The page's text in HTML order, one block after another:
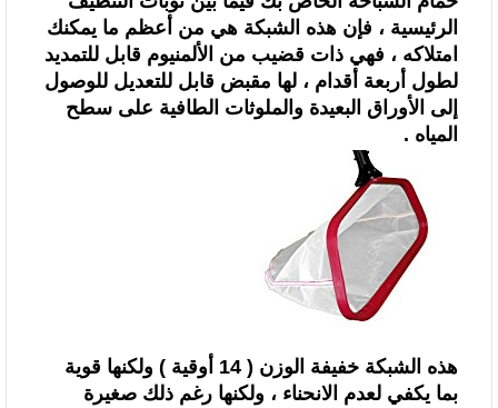
الرئيسية ، فإن هذه الشبكة هي من أعظم ما يمكنك
امتلاكه ، فهي ذات قضيب من الألمنيوم قابل للتمديد
لطول أربعة أقدام ، لها مقبض قابل للتعديل للوصول
إلى الأوراق البعيدة والملوثات الطافية على سطح
المياه .
هذه الشبكة خفيفة الوزن ( 14 أوقية ) ولكنها
قوية
بما يكفي لعدم الانحناء ، ولكنها رغم ذلك صغيرة